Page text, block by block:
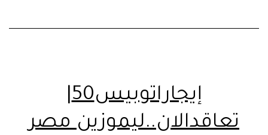
إيجاراتوبيس50|
تعاقدالان..ليموزين مصر